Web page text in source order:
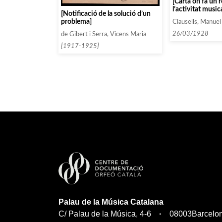
[Notificació de la solució d’un
problema]
de Gibert i Serra, Vicens Maria
[1917-1925]
l’activitat
per a la
proposta
actuacions a la
Clausells, Manuel
26/03/1928
Palau de la Música Catalana
C/ Palau de la Música, 4-6
08003